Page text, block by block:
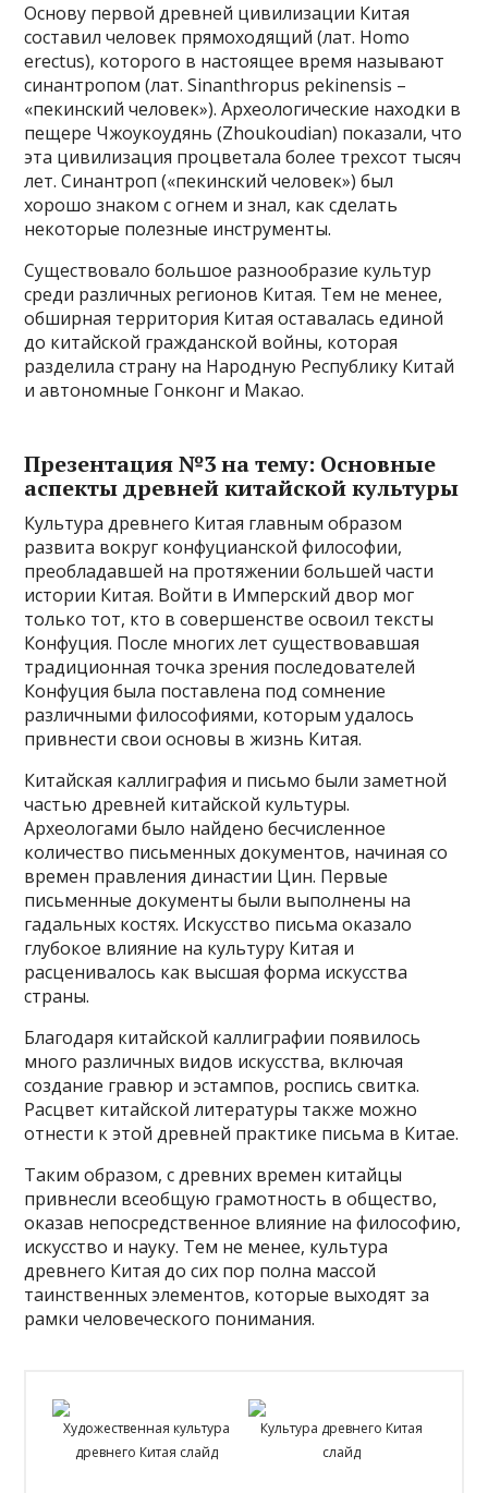
Основу первой древней цивилизации Китая
составил человек прямоходящий (лат. Homo
erectus), которого в настоящее время называют
синантропом (лат. Sinanthropus pekinensis –
«пекинский человек»). Археологические находки в
пещере Чжоукоудянь (Zhoukoudian) показали, что
эта цивилизация процветала более трехсот тысяч
лет. Синантроп («пекинский человек») был
хорошо знаком с огнем и знал, как сделать
некоторые полезные инструменты.
Существовало большое разнообразие культур
среди различных регионов Китая. Тем не менее,
обширная территория Китая оставалась единой
до китайской гражданской войны, которая
разделила страну на Народную Республику Китай
и автономные Гонконг и Макао.
Презентация №3 на тему: Основные
аспекты древней китайской культуры
Культура древнего Китая главным образом
развита вокруг конфуцианской философии,
преобладавшей на протяжении большей части
истории Китая. Войти в Имперский двор мог
только тот, кто в совершенстве освоил тексты
Конфуция. После многих лет существовавшая
традиционная точка зрения последователей
Конфуция была поставлена под сомнение
различными философиями, которым удалось
привнести свои основы в жизнь Китая.
Китайская каллиграфия и письмо были заметной
частью древней китайской культуры.
Археологами было найдено бесчисленное
количество письменных документов, начиная со
времен правления династии Цин. Первые
письменные документы были выполнены на
гадальных костях. Искусство письма оказало
глубокое влияние на культуру Китая и
расценивалось как высшая форма искусства
страны.
Благодаря китайской каллиграфии появилось
много различных видов искусства, включая
создание гравюр и эстампов, роспись свитка.
Расцвет китайской литературы также можно
отнести к этой древней практике письма в Китае.
Таким образом, с древних времен китайцы
привнесли всеобщую грамотность в общество,
оказав непосредственное влияние на философию,
искусство и науку. Тем не менее, культура
древнего Китая до сих пор полна массой
таинственных элементов, которые выходят за
рамки человеческого понимания.
Художественная культура
древнего Китая слайд
Культура древнего Китая
слайд